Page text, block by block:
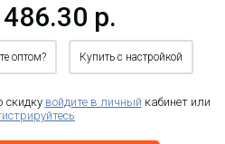
р.
оптом? Купить с настройкой
скидку войдите в личный кабинет или